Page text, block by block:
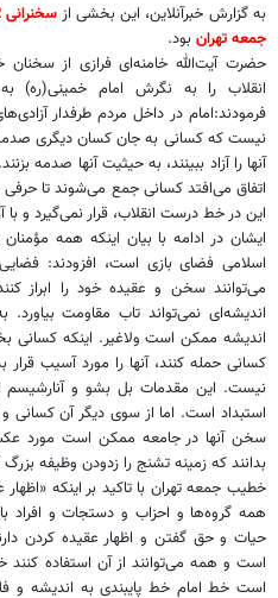
به گزارش خبرآنلاین، این بخشی از
جمعه تهران بود.
حضرت آیت‌الله خامنه‌ای فرازی از سخنان
انقلاب را به نگرش امام خمینی(ره)
فرمودند:امام در داخل مردم طرفدار
نیست که کسانی به جان کسان دیگری صدمه
آنها را آزاد ببینند، به حیثیت آنها صدمه
اتفاق می‌افتد کسانی جمع می‌شوند تا حرفی
این در خط درست انقلاب، قرار نمی‌گیرد و
ایشان در ادامه با بیان اینکه همه
اسلامی فضای بازی است، افزودند:
می‌توانند سخن و عقیده خود را ابراز
اندیشه‌ای نمی‌تواند تاب مقاومت
اندیشه ممکن است ولاغیر. اینکه کسانی
کسانی حمله کنند، آنها را مورد آسیب ‌قرار
نیست. این مقدمات بل بشو و آنارشیسم
استبداد است. اما از سوی دیگر آن
سخن آنها در جامعه ممکن است مورد
بدانند که زمینه تشنج را زدودن وظیفه
خطیب جمعه تهران با تاکید بر اینکه
همه گروه‌ها و احزاب و دستجات و افراد
حیات و حق گفتن و اظهار عقیده کردن
است و همه می‌توانند از آن استفاده
است خط امام خط پایبندی به اندیشه و